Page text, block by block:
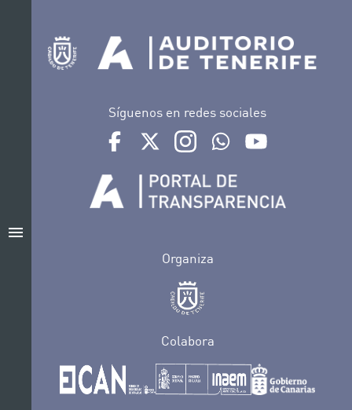
menu
Síguenos en redes sociales
Ir a perfil de Auditorio de Tenerife en Facebook
Ir a perfil de Auditorio de Tenerife en
Ir a perfil de Auditorio de
Ir al Boletín Whatsapp
Organiza
Colabora